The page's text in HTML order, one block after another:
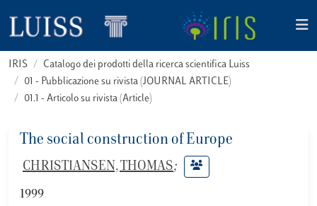
IRIS
Catalogo dei prodotti della ricerca scientifica Luiss
01 - Pubblicazione su rivista (JOURNAL ARTICLE)
01.1 - Articolo su rivista (Article)
The social construction of Europe
CHRISTIANSEN, THOMAS;
1999